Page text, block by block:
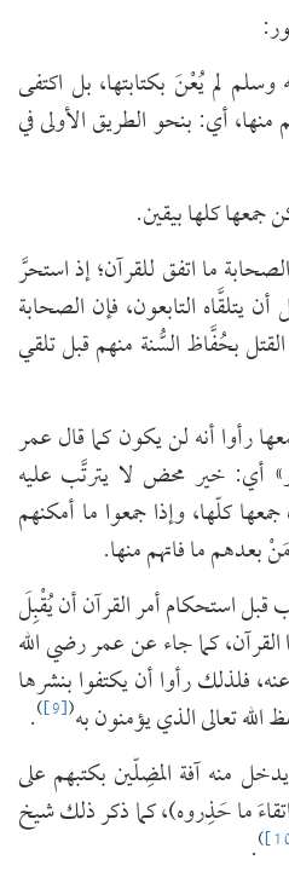
وسلم لم يُعْنَ بكتابتها، بل اكتفى
أي: بنحو الطريق الأولى في
جمعها كلها بيقين.
ما اتفق للقرآن؛ إذ استحرَّ
يتلقَّاه التابعون، فإن الصحابة
بحُفَّاظ السُّنة منهم قبل تلقي
رأوا أنه لن يكون كما قال عمر
أي: خير محض لا يترتَّب عليه
كلّها، وإذا جمعوا ما أمكنهم
ما فاتهم منها.
استحكام أمر القرآن أن يُقْبِلَ
كما جاء عن عمر رضي الله
فلذلك رأوا أن يكتفوا بنشرها
تعالى الذي يؤمنون به(
[9]
)
.
منه آفة المضِلّين بكتبهم على
ما حَذِروه)، كما ذكر ذلك شيخ
)
.